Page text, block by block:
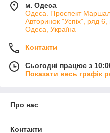
м. Одеса
Одеса. Проспект
Авторинок "Успіх", ряд
Одеса, Україна
Контакти
Сьогодні працює з
Показати весь графік
Про нас
Контакти